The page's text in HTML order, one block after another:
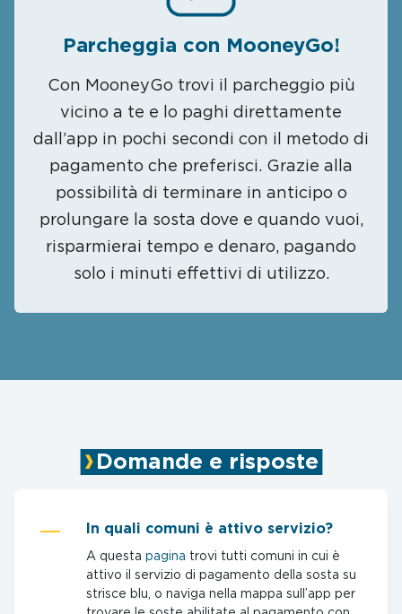
Parcheggia con MooneyGo!
Con MooneyGo trovi il parcheggio più
vicino a te e lo paghi direttamente
dall’app in pochi secondi con il metodo di
pagamento che preferisci. Grazie alla
possibilità di terminare in anticipo o
prolungare la sosta dove e quando vuoi,
risparmierai tempo e denaro, pagando
solo i minuti effettivi di utilizzo.
Domande e risposte
In quali comuni è attivo servizio?
A questa pagina trovi tutti comuni in cui è
attivo il servizio di pagamento della sosta su
strisce blu, o naviga nella mappa sull’app per